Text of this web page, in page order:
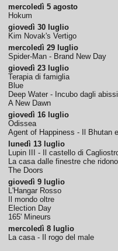
mercoledì 5 agosto
Hokum
giovedì 30 luglio
Kim Novak's Vertigo
mercoledì 29 luglio
Spider-Man - Brand New Day
giovedì 23 luglio
Terapia di famiglia
Blue
Deep Water - Incubo dagli abissi
A New Dawn
giovedì 16 luglio
Odissea
Agent of Happiness - Il Bhutan
lunedì 13 luglio
Lupin III - Il castello di
La casa dalle finestre che ridono
The Doors
giovedì 9 luglio
L'Hangar Rosso
Il mondo oltre
Election Day
165' Mineurs
mercoledì 8 luglio
La casa - Il rogo del male